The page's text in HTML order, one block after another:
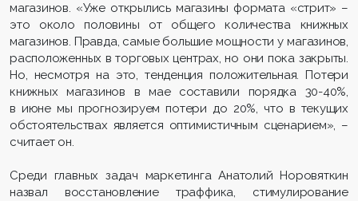
магазинов. «Уже открылись магазины формата «стрит» –
это около половины от общего количества книжных
магазинов. Правда, самые большие мощности у магазинов,
расположенных в торговых центрах, но они пока закрыты.
Но, несмотря на это, тенденция положительная. Потери
книжных магазинов в мае составили порядка 30-40%,
в июне мы прогнозируем потери до 20%, что в текущих
обстоятельствах является оптимистичным сценарием», –
считает он.
Среди главных задач маркетинга Анатолий Норовяткин
назвал восстановление траффика, стимулирование